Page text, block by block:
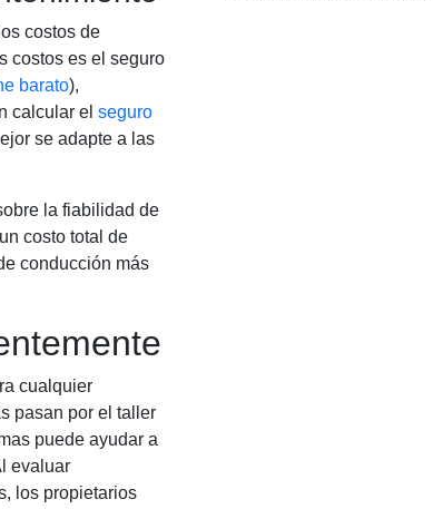
costos de
costos es el seguro
barato),
calcular el seguro
se adapte a las
la fiabilidad de
costo total de
conducción más
cualquier
pasan por el taller
puede ayudar a
evaluar
los propietarios